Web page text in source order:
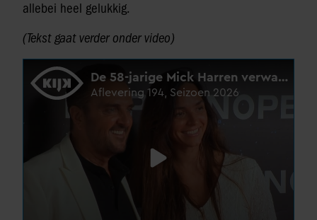
allebei heel gelukkig.
(Tekst gaat verder onder video)